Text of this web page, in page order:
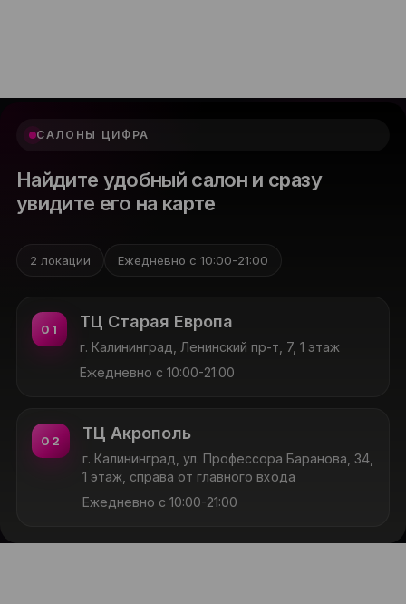
САЛОНЫ ЦИФРА
Найдите удобный салон и сразу
увидите его на карте
2 локации Ежедневно с 10:00-21:00
01 ТЦ Старая Европа
г. Калининград, Ленинский пр-т, 7, 1 этаж
Ежедневно с 10:00-21:00
02 ТЦ Акрополь
г. Калининград, ул. Профессора Баранова, 34,
1 этаж, справа от главного входа
Ежедневно с 10:00-21:00